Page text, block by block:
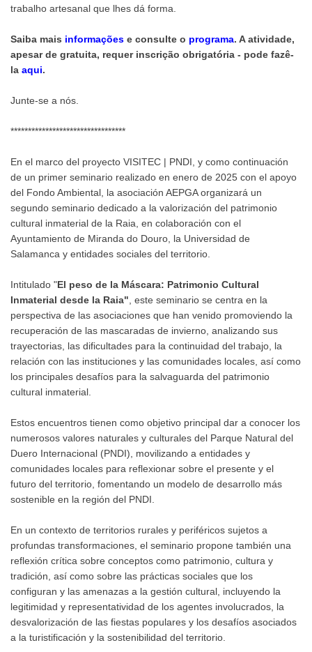
trabalho artesanal que lhes dá forma.
Saiba mais informações e consulte o programa. A atividade,
apesar de gratuita, requer inscrição obrigatória - pode fazê-
la aqui.
Junte-se a nós.
*********************************
En el marco del proyecto VISITEC | PNDI, y como continuación
de un primer seminario realizado en enero de 2025 con el apoyo
del Fondo Ambiental, la asociación AEPGA organizará un
segundo seminario dedicado a la valorización del patrimonio
cultural inmaterial de la Raia, en colaboración con el
Ayuntamiento de Miranda do Douro, la Universidad de
Salamanca y entidades sociales del territorio.
Intitulado "El peso de la Máscara: Patrimonio Cultural
Inmaterial desde la Raia" , este seminario se centra en la
perspectiva de las asociaciones que han venido promoviendo la
recuperación de las mascaradas de invierno, analizando sus
trayectorias, las dificultades para la continuidad del trabajo, la
relación con las instituciones y las comunidades locales, así como
los principales desafíos para la salvaguarda del patrimonio
cultural inmaterial.
Estos encuentros tienen como objetivo principal dar a conocer los
numerosos valores naturales y culturales del Parque Natural del
Duero Internacional (PNDI), movilizando a entidades y
comunidades locales para reflexionar sobre el presente y el
futuro del territorio, fomentando un modelo de desarrollo más
sostenible en la región del PNDI.
En un contexto de territorios rurales y periféricos sujetos a
profundas transformaciones, el seminario propone también una
reflexión crítica sobre conceptos como patrimonio, cultura y
tradición, así como sobre las prácticas sociales que los
configuran y las amenazas a la gestión cultural, incluyendo la
legitimidad y representatividad de los agentes involucrados, la
desvalorización de las fiestas populares y los desafíos asociados
a la turistificación y la sostenibilidad del territorio.